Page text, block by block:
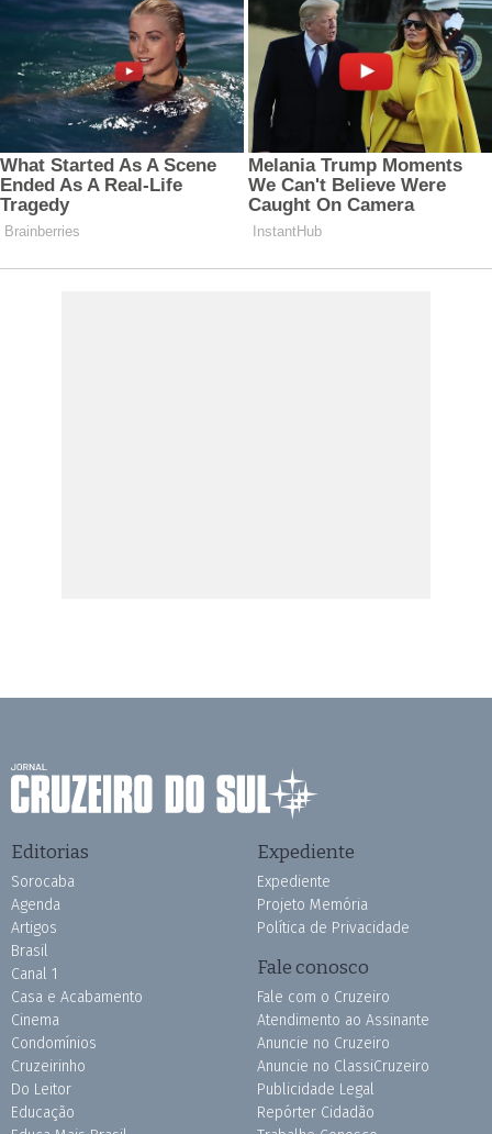
Editorias
Sorocaba
Agenda
Artigos
Brasil
Canal 1
Casa e Acabamento
Cinema
Condomínios
Cruzeirinho
Do Leitor
Educação
Expediente
Expediente
Projeto Memória
Política de Privacidade
Fale conosco
Fale com o Cruzeiro
Atendimento ao Assinante
Anuncie no Cruzeiro
Anuncie no ClassiCruzeiro
Publicidade Legal
Repórter Cidadão